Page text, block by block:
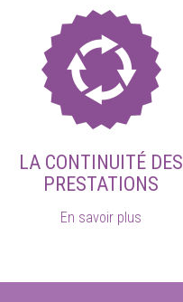
LA CONTINUITÉ DES
PRESTATIONS
En savoir plus